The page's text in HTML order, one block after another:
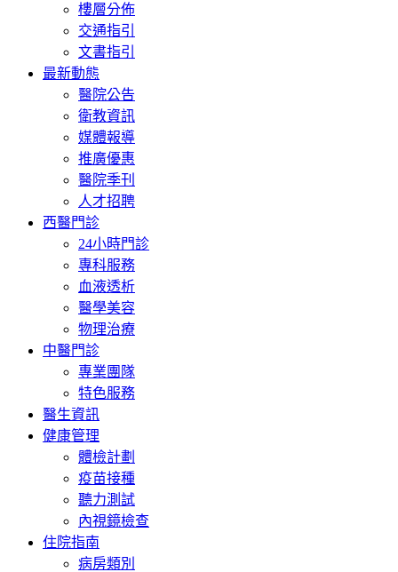
樓層分佈
交通指引
文書指引
最新動態
醫院公告
衛教資訊
媒體報導
推廣優惠
醫院季刊
人才招聘
西醫門診
24小時門診
專科服務
血液透析
醫學美容
物理治療
中醫門診
專業團隊
特色服務
醫生資訊
健康管理
體檢計劃
疫苗接種
聽力測試
內視鏡檢查
住院指南
病房類別